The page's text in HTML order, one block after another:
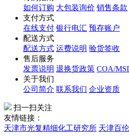
如何订购 大包装询价 销售条款
支付方式
在线支付 银行电汇 预存账户
配送方式
配送方式 运费说明 验货签收
售后服务
发票说明 退换货政策 COA/
关于我们
公司简介 联系我们 企业资质
扫一扫关注
友情链接：
天津市光复精细化工研究所 天津百